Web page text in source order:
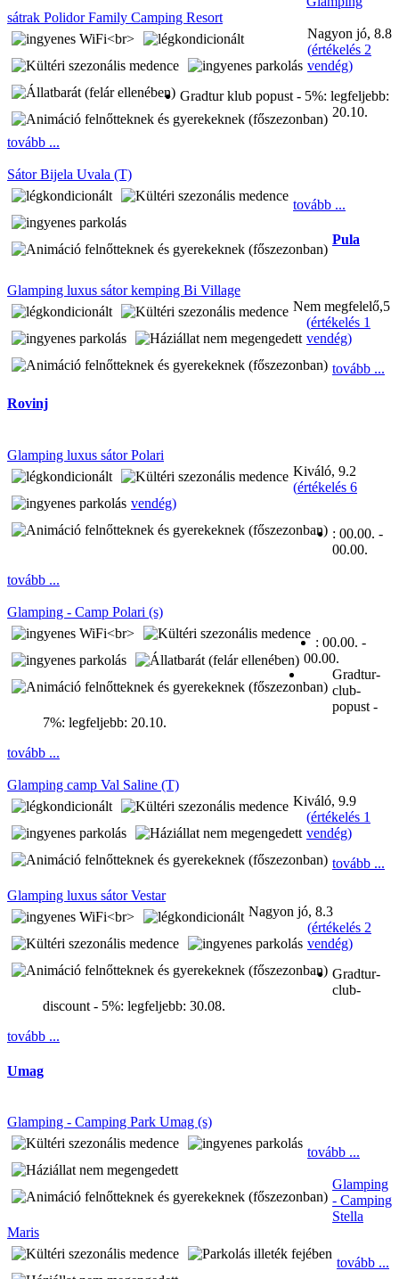
sátrak Polidor Family Camping Resort
Nagyon jó, 8.8
(értékelés 2
vendég)
Gradtur klub popust - 5%: legfeljebb:
20.10.
tovább ...
Sátor Bijela Uvala (T)
tovább ...
Pula
Glamping luxus sátor kemping Bi Village
Nem megfelelő,5
(értékelés 1
vendég)
tovább ...
Rovinj
Glamping luxus sátor Polari
Kiváló, 9.2
(értékelés 6
vendég)
: 00.00. -
00.00.
tovább ...
Glamping - Camp Polari (s)
: 00.00. -
00.00.
Gradtur-
club-
popust -
7%: legfeljebb: 20.10.
tovább ...
Glamping camp Val Saline (T)
Kiváló, 9.9
(értékelés 1
vendég)
tovább ...
Glamping luxus sátor Vestar
Nagyon jó, 8.3
(értékelés 2
vendég)
Gradtur-
club-
discount - 5%: legfeljebb: 30.08.
tovább ...
Umag
Glamping - Camping Park Umag (s)
tovább ...
Glamping
- Camping
Stella
Maris
tovább ...